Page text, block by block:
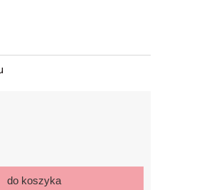
do koszyka